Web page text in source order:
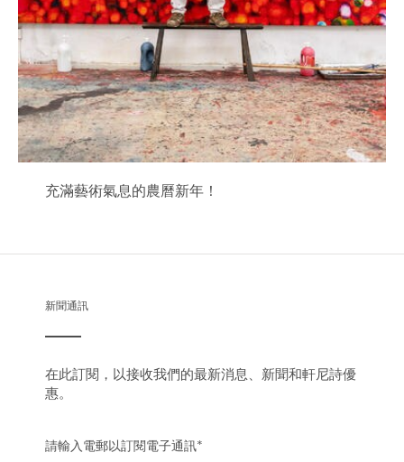
充滿藝術氣息的農曆新年！
新聞通訊
在此訂閱，以接收我們的最新消息、新聞和軒尼詩優
惠。
請輸入電郵以訂閱電子通訊*